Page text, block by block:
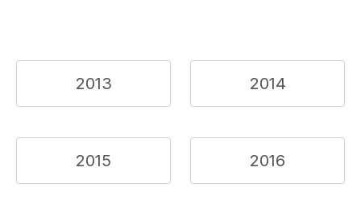
2013 2014
2015 2016